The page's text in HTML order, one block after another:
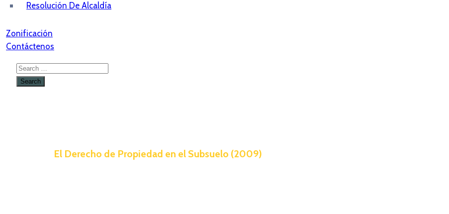
Resolución De Alcaldía
Zonificación
Contáctenos
El Derecho de Propiedad en el Subsuelo (2009)